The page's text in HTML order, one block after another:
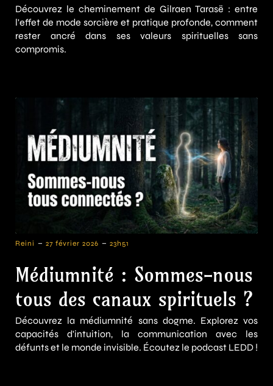
Découvrez le cheminement de Gilraen Tarasë : entre
l'effet de mode sorcière et pratique profonde, comment
rester ancré dans ses valeurs spirituelles sans
compromis.
Reini - 27 février 2026 - 23h51
Médiumnité : Sommes-nous
tous des canaux spirituels ?
Découvrez la médiumnité sans dogme. Explorez vos
capacités d'intuition, la communication avec les
défunts et le monde invisible. Écoutez le podcast LEDD !